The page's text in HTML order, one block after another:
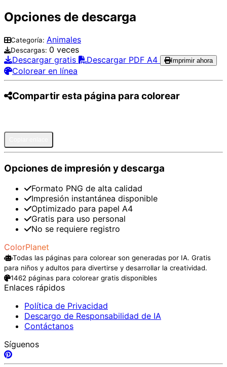
Opciones de descarga
Categoría: Animales
Descargas: 0 veces
Descargar gratis
Descargar PDF A4 Imprimir ahora
Colorear en línea
Compartir esta página para colorear
Opciones de impresión y descarga
Formato PNG de alta calidad
Impresión instantánea disponible
Optimizado para papel A4
Gratis para uso personal
No se requiere registro
ColorPlanet
Todas las páginas para colorear son generadas por IA. Gratis
para niños y adultos para divertirse y desarrollar la creatividad.
1462 páginas para colorear gratis disponibles
Enlaces rápidos
Política de Privacidad
Descargo de Responsabilidad de IA
Contáctanos
Síguenos